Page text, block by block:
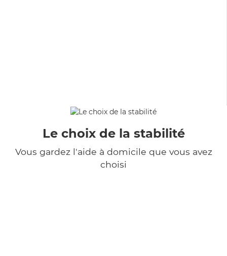
Le choix de la stabilité
Vous gardez l'aide à domicile que vous avez
choisi